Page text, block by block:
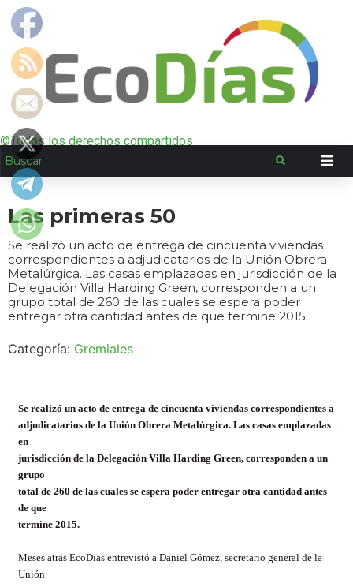
©Todos los derechos compartidos
Las primeras 50
Se realizó un acto de entrega de cincuenta viviendas
correspondientes a adjudicatarios de la Unión Obrera
Metalúrgica. Las casas emplazadas en jurisdicción de la
Delegación Villa Harding Green, corresponden a un
grupo total de 260 de las cuales se espera poder
entregar otra cantidad antes de que termine 2015.
Categoría: Gremiales
Se realizó un acto de entrega de cincuenta viviendas correspondientes a
adjudicatarios de la Unión Obrera Metalúrgica. Las casas emplazadas
en
jurisdicción de la Delegación Villa Harding Green, corresponden a un
grupo
total de 260 de las cuales se espera poder entregar otra cantidad antes
de que
termine 2015.
Meses atrás EcoDias entrevistó a Daniel Gómez, secretario general de la
Unión